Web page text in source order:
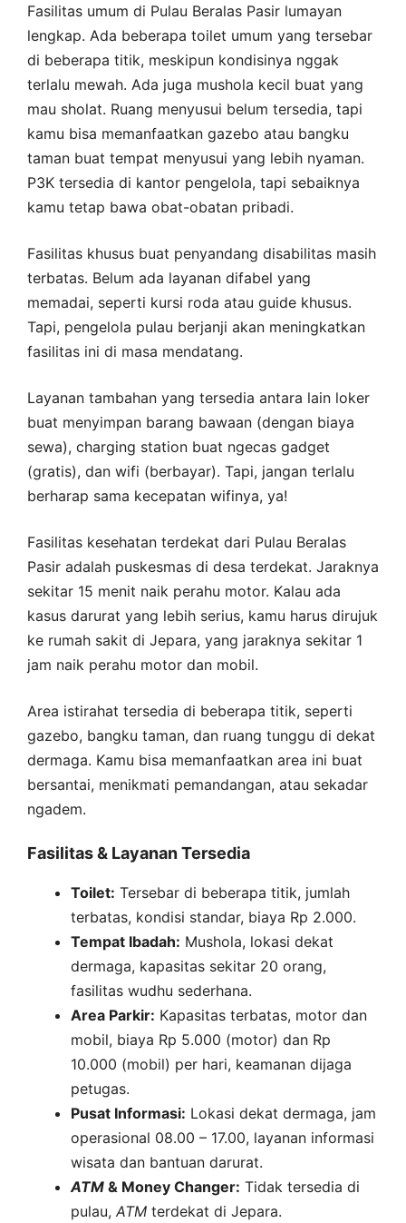
Fasilitas umum di Pulau Beralas Pasir lumayan
lengkap. Ada beberapa toilet umum yang tersebar
di beberapa titik, meskipun kondisinya nggak
terlalu mewah. Ada juga mushola kecil buat yang
mau sholat. Ruang menyusui belum tersedia, tapi
kamu bisa memanfaatkan gazebo atau bangku
taman buat tempat menyusui yang lebih nyaman.
P3K tersedia di kantor pengelola, tapi sebaiknya
kamu tetap bawa obat-obatan pribadi.
Fasilitas khusus buat penyandang disabilitas masih
terbatas. Belum ada layanan difabel yang
memadai, seperti kursi roda atau guide khusus.
Tapi, pengelola pulau berjanji akan meningkatkan
fasilitas ini di masa mendatang.
Layanan tambahan yang tersedia antara lain loker
buat menyimpan barang bawaan (dengan biaya
sewa), charging station buat ngecas gadget
(gratis), dan wifi (berbayar). Tapi, jangan terlalu
berharap sama kecepatan wifinya, ya!
Fasilitas kesehatan terdekat dari Pulau Beralas
Pasir adalah puskesmas di desa terdekat. Jaraknya
sekitar 15 menit naik perahu motor. Kalau ada
kasus darurat yang lebih serius, kamu harus dirujuk
ke rumah sakit di Jepara, yang jaraknya sekitar 1
jam naik perahu motor dan mobil.
Area istirahat tersedia di beberapa titik, seperti
gazebo, bangku taman, dan ruang tunggu di dekat
dermaga. Kamu bisa memanfaatkan area ini buat
bersantai, menikmati pemandangan, atau sekadar
ngadem.
Fasilitas & Layanan Tersedia
Toilet: Tersebar di beberapa titik, jumlah
terbatas, kondisi standar, biaya Rp 2.000.
Tempat Ibadah: Mushola, lokasi dekat
dermaga, kapasitas sekitar 20 orang,
fasilitas wudhu sederhana.
Area Parkir: Kapasitas terbatas, motor dan
mobil, biaya Rp 5.000 (motor) dan Rp
10.000 (mobil) per hari, keamanan dijaga
petugas.
Pusat Informasi: Lokasi dekat dermaga, jam
operasional 08.00 – 17.00, layanan informasi
wisata dan bantuan darurat.
ATM & Money Changer: Tidak tersedia di
pulau, ATM terdekat di Jepara.